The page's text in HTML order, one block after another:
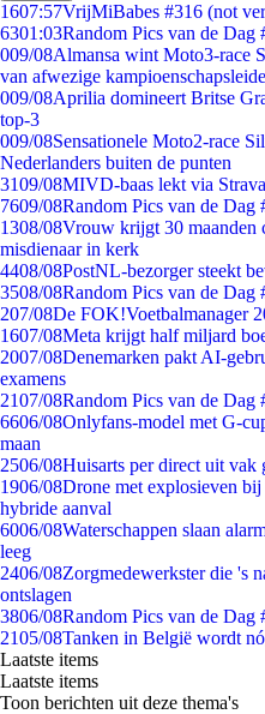
1607:57VrijMiBabes #316 (not
6301:03Random Pics van de Dag
009/08Almansa wint Moto3-race
van afwezige
009/08Aprilia domineert Britse
top-3
009/08Sensationele Moto2-race
Nederlanders buiten de punten
3109/08MIVD-baas lekt via
7609/08Random Pics van de Dag
1308/08Vrouw krijgt 30 maanden
misdienaar in kerk
4408/08PostNL-bezorger steekt
3508/08Random Pics van de Dag
207/08De FOK!Voetbalmanager
1607/08Meta krijgt half miljard
2007/08Denemarken pakt AI-
examens
2107/08Random Pics van de Dag
6606/08Onlyfans-model met G-
maan
2506/08Huisarts per direct uit vak
1906/08Drone met explosieven
hybride aanval
6006/08Waterschappen slaan
leeg
2406/08Zorgmedewerkster die 's
ontslagen
3806/08Random Pics van de Dag
2105/08Tanken in België wordt
Laatste items
Laatste items
Toon berichten uit deze thema's